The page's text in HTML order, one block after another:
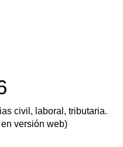
civil, laboral, tributaria.
versión web)